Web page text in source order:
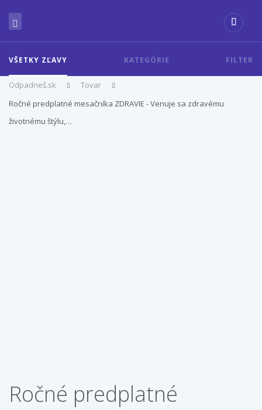
VŠETKY ZĽAVY KATEGÓRIE FILTER
Odpadneš.sk
Tovar
Ročné predplatné mesačníka ZDRAVIE - Venuje sa zdravému
životnému štýlu,…
Ročné predplatné